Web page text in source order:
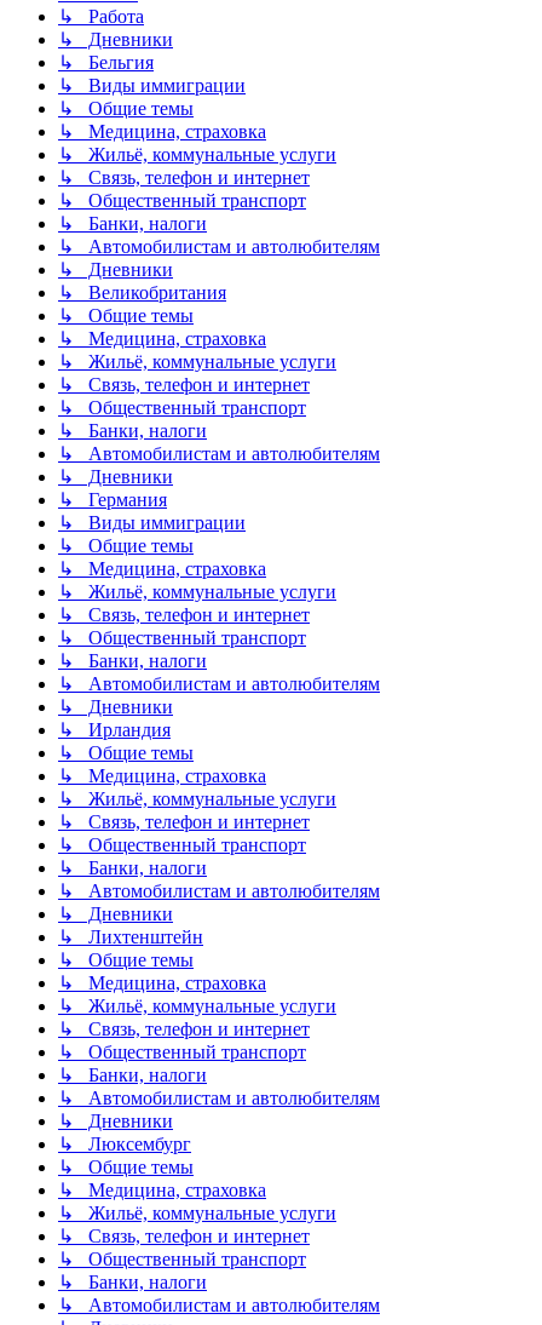
↳ Работа
↳ Дневники
↳ Бельгия
↳ Виды иммиграции
↳ Общие темы
↳ Медицина, страховка
↳ Жильё, коммунальные услуги
↳ Связь, телефон и интернет
↳ Общественный транспорт
↳ Банки, налоги
↳ Автомобилистам и автолюбителям
↳ Дневники
↳ Великобритания
↳ Общие темы
↳ Медицина, страховка
↳ Жильё, коммунальные услуги
↳ Связь, телефон и интернет
↳ Общественный транспорт
↳ Банки, налоги
↳ Автомобилистам и автолюбителям
↳ Дневники
↳ Германия
↳ Виды иммиграции
↳ Общие темы
↳ Медицина, страховка
↳ Жильё, коммунальные услуги
↳ Связь, телефон и интернет
↳ Общественный транспорт
↳ Банки, налоги
↳ Автомобилистам и автолюбителям
↳ Дневники
↳ Ирландия
↳ Общие темы
↳ Медицина, страховка
↳ Жильё, коммунальные услуги
↳ Связь, телефон и интернет
↳ Общественный транспорт
↳ Банки, налоги
↳ Автомобилистам и автолюбителям
↳ Дневники
↳ Лихтенштейн
↳ Общие темы
↳ Медицина, страховка
↳ Жильё, коммунальные услуги
↳ Связь, телефон и интернет
↳ Общественный транспорт
↳ Банки, налоги
↳ Автомобилистам и автолюбителям
↳ Дневники
↳ Люксембург
↳ Общие темы
↳ Медицина, страховка
↳ Жильё, коммунальные услуги
↳ Связь, телефон и интернет
↳ Общественный транспорт
↳ Банки, налоги
↳ Автомобилистам и автолюбителям